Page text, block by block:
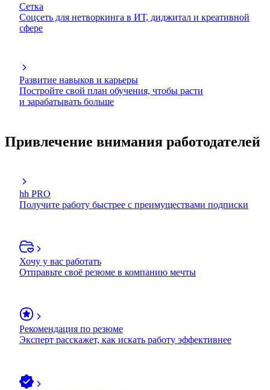
Сетка
Соцсеть для нетворкинга в ИТ, диджитал и креативной
сфере
Развитие навыков и карьеры
Постройте свой план обучения, чтобы расти
и зарабатывать больше
Привлечение внимания работодателей
hh PRO
Получите работу быстрее с преимуществами подписки
Хочу у вас работать
Отправьте своё резюме в компанию мечты
Рекомендация по резюме
Эксперт расскажет, как искать работу эффективнее